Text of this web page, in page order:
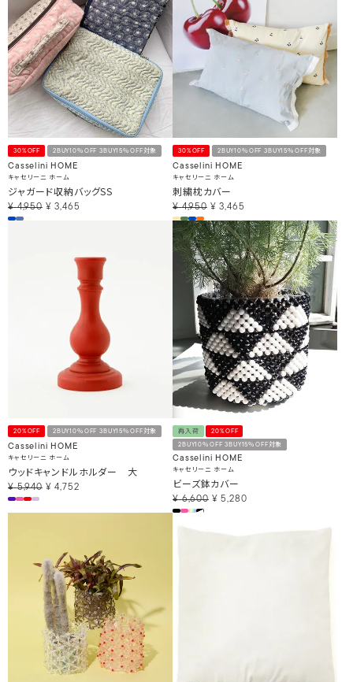
30%OFF 2BUY10％OFF 3BUY15％OFF対象
Casselini HOME
キャセリーニ ホーム
ジャガード収納バッグSS
¥ 4,950 ¥ 3,465
30%OFF 2BUY10％OFF 3BUY15％OFF対象
Casselini HOME
キャセリーニ ホーム
刺繍枕カバー
¥ 4,950 ¥ 3,465
20%OFF 2BUY10％OFF 3BUY15％OFF対象
Casselini HOME
キャセリーニ ホーム
ウッドキャンドルホルダー 大
¥ 5,940 ¥ 4,752
再入荷 20%OFF
2BUY10％OFF 3BUY15％OFF対象
Casselini HOME
キャセリーニ ホーム
ビーズ鉢カバー
¥ 6,600 ¥ 5,280